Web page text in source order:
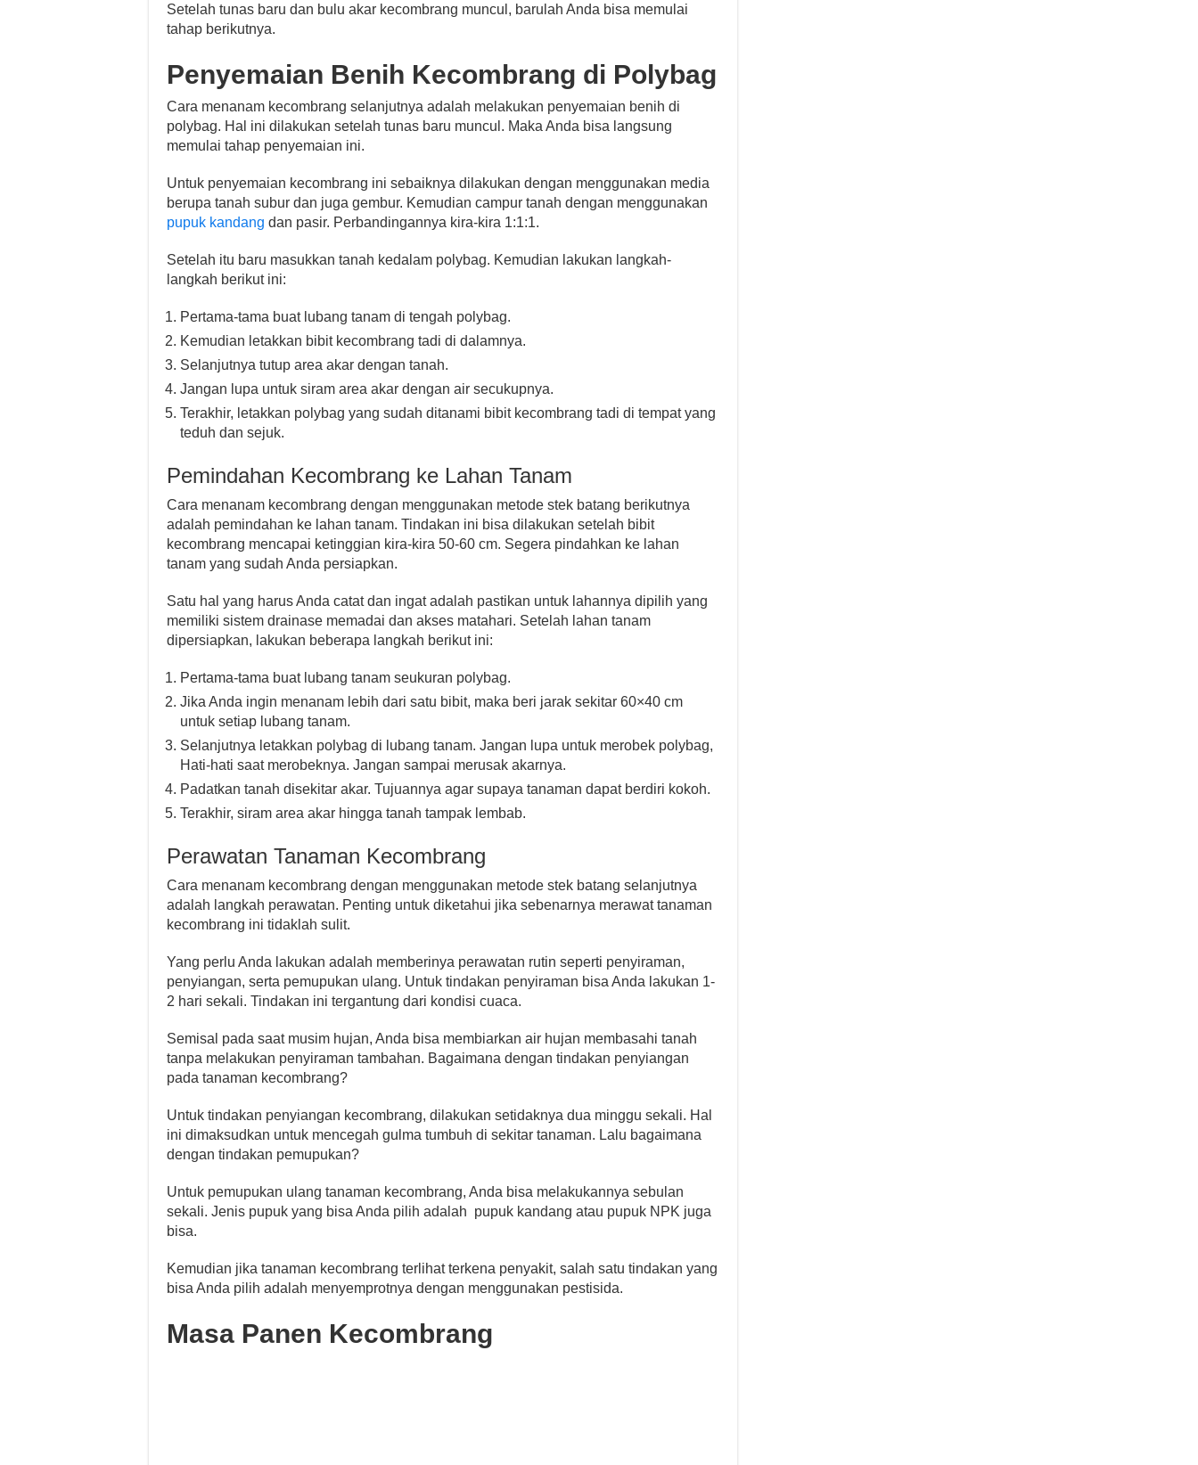
Setelah tunas baru dan bulu akar kecombrang muncul, barulah Anda bisa memulai
tahap berikutnya.
Penyemaian Benih Kecombrang di Polybag
Cara menanam kecombrang selanjutnya adalah melakukan penyemaian benih di
polybag. Hal ini dilakukan setelah tunas baru muncul. Maka Anda bisa langsung
memulai tahap penyemaian ini.
Untuk penyemaian kecombrang ini sebaiknya dilakukan dengan menggunakan media
berupa tanah subur dan juga gembur. Kemudian campur tanah dengan menggunakan
pupuk kandang dan pasir. Perbandingannya kira-kira 1:1:1.
Setelah itu baru masukkan tanah kedalam polybag. Kemudian lakukan langkah-
langkah berikut ini:
Pertama-tama buat lubang tanam di tengah polybag.
Kemudian letakkan bibit kecombrang tadi di dalamnya.
Selanjutnya tutup area akar dengan tanah.
Jangan lupa untuk siram area akar dengan air secukupnya.
Terakhir, letakkan polybag yang sudah ditanami bibit kecombrang tadi di tempat yang
teduh dan sejuk.
Pemindahan Kecombrang ke Lahan Tanam
Cara menanam kecombrang dengan menggunakan metode stek batang berikutnya
adalah pemindahan ke lahan tanam. Tindakan ini bisa dilakukan setelah bibit
kecombrang mencapai ketinggian kira-kira 50-60 cm. Segera pindahkan ke lahan
tanam yang sudah Anda persiapkan.
Satu hal yang harus Anda catat dan ingat adalah pastikan untuk lahannya dipilih yang
memiliki sistem drainase memadai dan akses matahari. Setelah lahan tanam
dipersiapkan, lakukan beberapa langkah berikut ini:
Pertama-tama buat lubang tanam seukuran polybag.
Jika Anda ingin menanam lebih dari satu bibit, maka beri jarak sekitar 60×40 cm
untuk setiap lubang tanam.
Selanjutnya letakkan polybag di lubang tanam. Jangan lupa untuk merobek polybag,
Hati-hati saat merobeknya. Jangan sampai merusak akarnya.
Padatkan tanah disekitar akar. Tujuannya agar supaya tanaman dapat berdiri kokoh.
Terakhir, siram area akar hingga tanah tampak lembab.
Perawatan Tanaman Kecombrang
Cara menanam kecombrang dengan menggunakan metode stek batang selanjutnya
adalah langkah perawatan. Penting untuk diketahui jika sebenarnya merawat tanaman
kecombrang ini tidaklah sulit.
Yang perlu Anda lakukan adalah memberinya perawatan rutin seperti penyiraman,
penyiangan, serta pemupukan ulang. Untuk tindakan penyiraman bisa Anda lakukan 1-
2 hari sekali. Tindakan ini tergantung dari kondisi cuaca.
Semisal pada saat musim hujan, Anda bisa membiarkan air hujan membasahi tanah
tanpa melakukan penyiraman tambahan. Bagaimana dengan tindakan penyiangan
pada tanaman kecombrang?
Untuk tindakan penyiangan kecombrang, dilakukan setidaknya dua minggu sekali. Hal
ini dimaksudkan untuk mencegah gulma tumbuh di sekitar tanaman. Lalu bagaimana
dengan tindakan pemupukan?
Untuk pemupukan ulang tanaman kecombrang, Anda bisa melakukannya sebulan
sekali. Jenis pupuk yang bisa Anda pilih adalah pupuk kandang atau pupuk NPK juga
bisa.
Kemudian jika tanaman kecombrang terlihat terkena penyakit, salah satu tindakan yang
bisa Anda pilih adalah menyemprotnya dengan menggunakan pestisida.
Masa Panen Kecombrang